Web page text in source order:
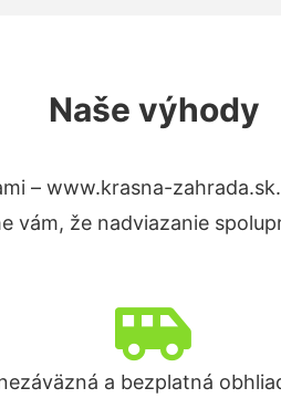
Naše výhody
– www.krasna-
vám, že nadviazanie
a bezplatná